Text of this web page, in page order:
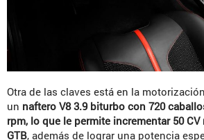
Otra de las claves está en la
un naftero V8 3.9 biturbo con 720
rpm, lo que le permite incrementar 50
GTB, además de lograr una potencia